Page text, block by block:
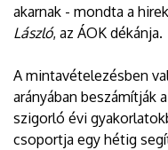
akarnak - mondta a
László, az ÁOK dékánja.
A mintavételezésben
arányában beszámítják
szigorló évi
csoportja egy hétig